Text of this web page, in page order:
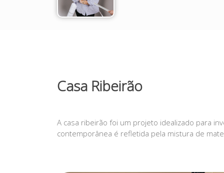
Casa Ribeirão
A casa ribeirão foi um projeto idealizado para
contemporânea é refletida pela mistura de